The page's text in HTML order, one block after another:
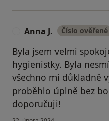
Anna J. Číslo ověřené
Byla jsem velmi
hygienistky. Byla
všechno mi důkladně
proběhlo úplně bez
doporučuji!